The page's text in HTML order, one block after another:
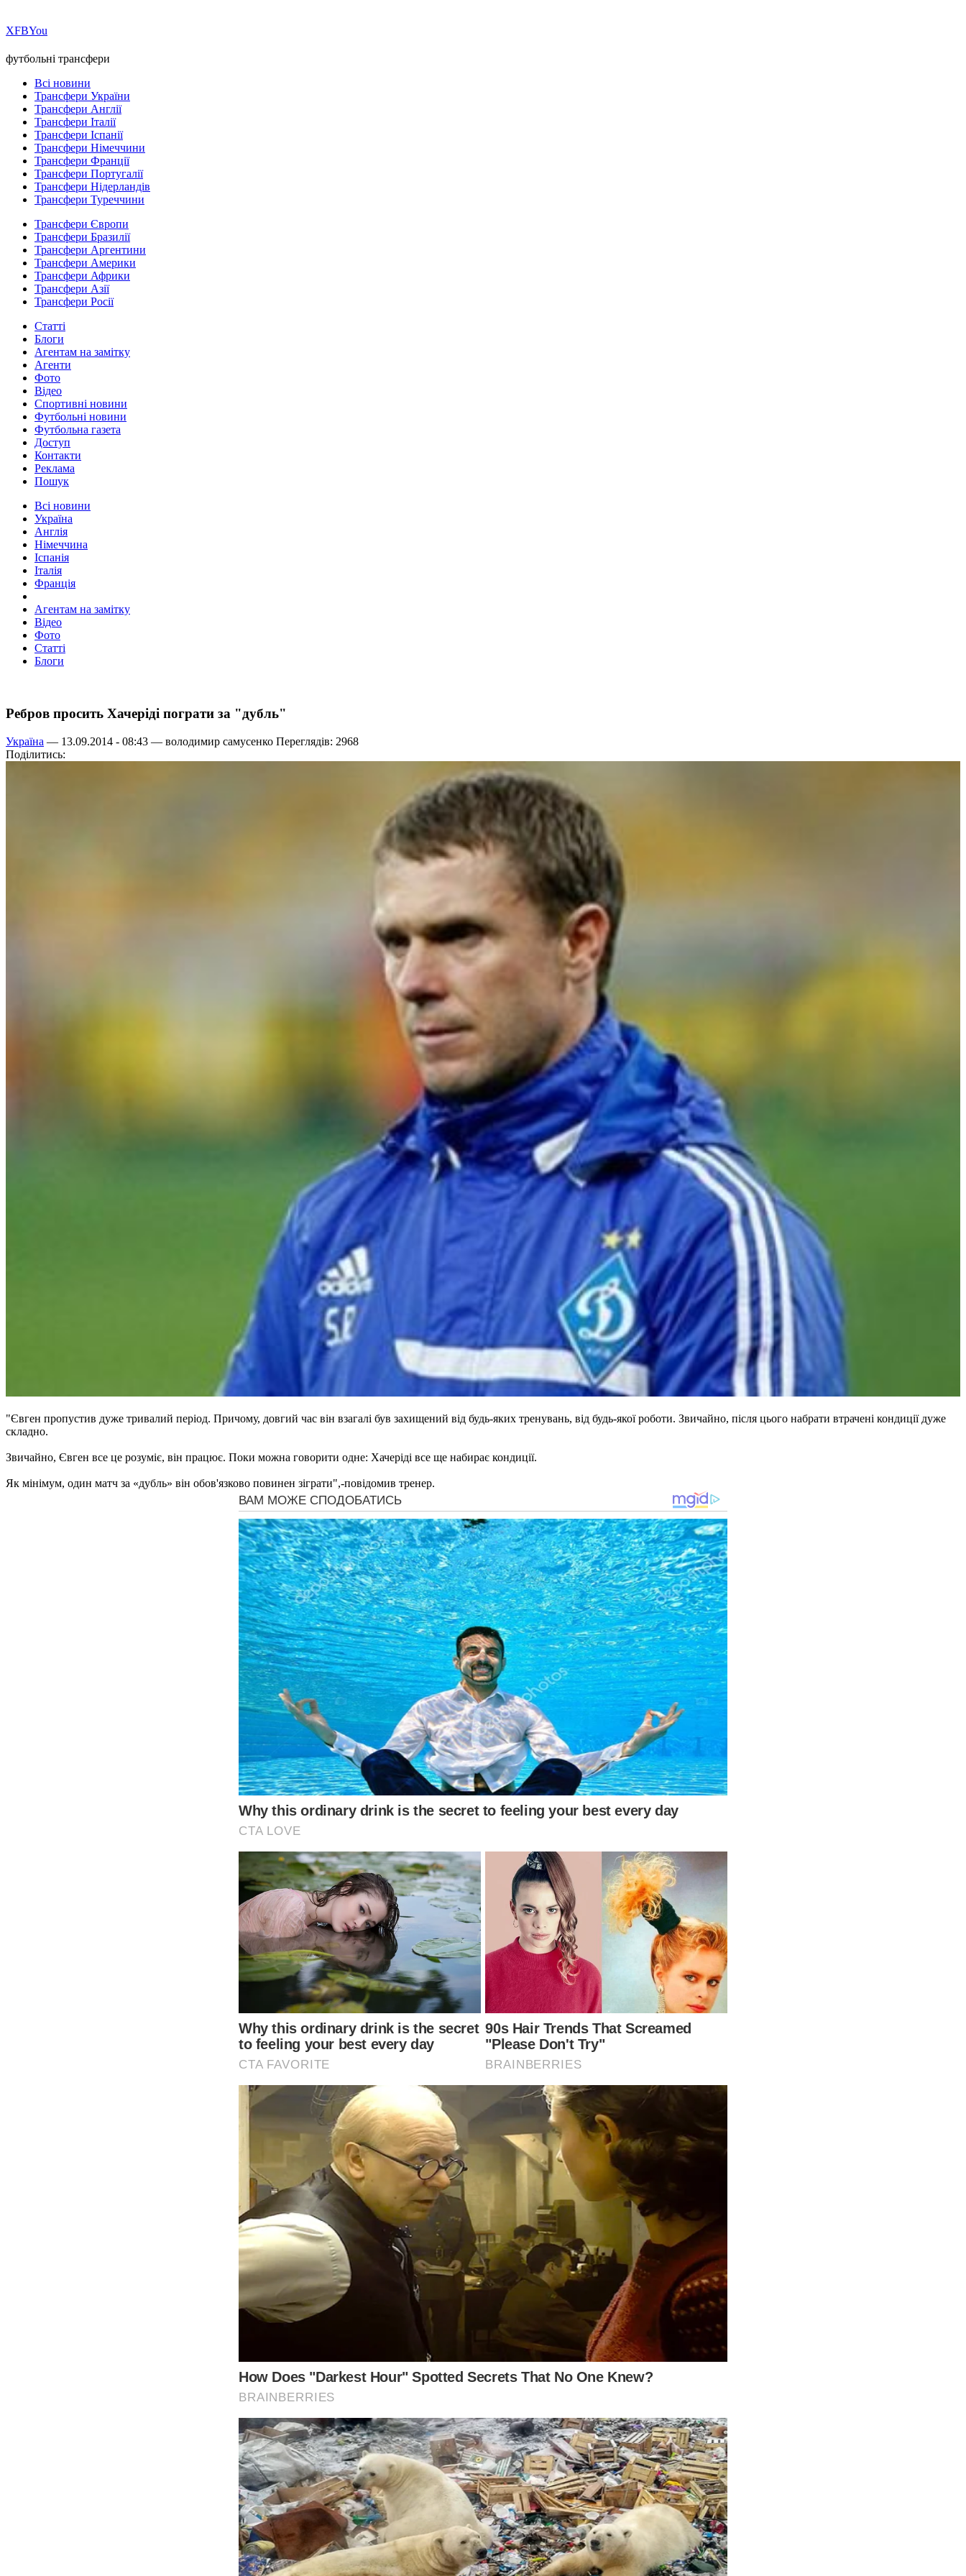
ХFBYou
футбольні трансфери
Всі новини
Трансфери України
Трансфери Англії
Трансфери Італії
Трансфери Іспанії
Трансфери Німеччини
Трансфери Франції
Трансфери Португалії
Трансфери Нідерландів
Трансфери Туреччини
Трансфери Європи
Трансфери Бразилії
Трансфери Аргентини
Трансфери Америки
Трансфери Африки
Трансфери Азії
Трансфери Росії
Статті
Блоги
Агентам на замітку
Агенти
Фото
Відео
Спортивні новини
Футбольні новини
Футбольна газета
Доступ
Контакти
Реклама
Пошук
Всі новини
Україна
Англія
Німеччина
Іспанія
Італія
Франція
Агентам на замітку
Відео
Фото
Статті
Блоги
Ребров просить Хачеріді пограти за "дубль"
Україна — 13.09.2014 - 08:43 — володимир самусенко Переглядів: 2968
Поділитись:
"Євген пропустив дуже тривалий період. Причому, довгий час він взагалі був захищений від будь-яких тренувань, від будь-якої роботи. Звичайно, після цього набрати втрачені кондиції дуже
складно.
Звичайно, Євген все це розуміє, він працює. Поки можна говорити одне: Хачеріді все ще набирає кондиції.
Як мінімум, один матч за «дубль» він обов'язково повинен зіграти",-повідомив тренер.